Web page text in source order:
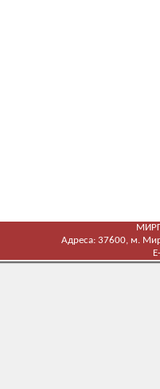
Адреса: 37600, м.